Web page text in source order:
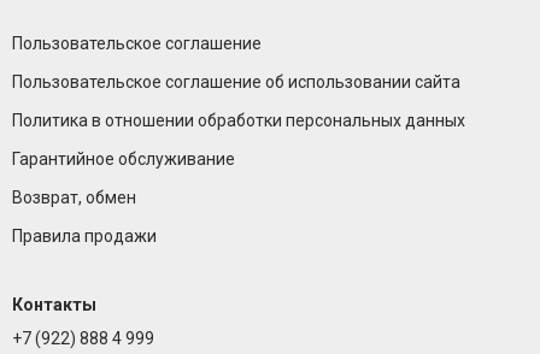
Пользовательское соглашение
Пользовательское соглашение об использовании сайта
Политика в отношении обработки персональных данных
Гарантийное обслуживание
Возврат, обмен
Правила продажи
Контакты
+7 (922) 888 4 999